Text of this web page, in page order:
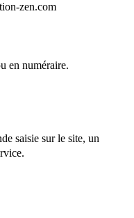
zen.com
en numéraire.
saisie sur le site, un